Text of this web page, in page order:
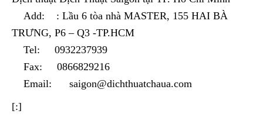
Add: : Lầu 6 tòa nhà MASTER, 155 HAI BÀ
TRƯNG, P6 – Q3 -TP.HCM
Tel: 0932237939
Fax: 0866829216
Email: saigon@dichthuatchaua.com
[:]